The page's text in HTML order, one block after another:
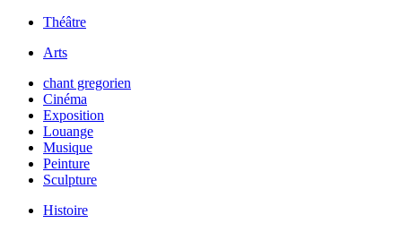
Théâtre
Arts
chant gregorien
Cinéma
Exposition
Louange
Musique
Peinture
Sculpture
Histoire